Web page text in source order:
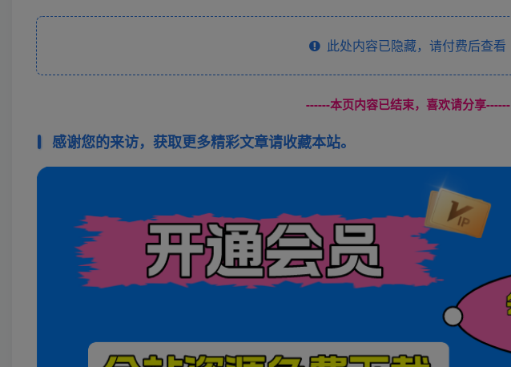
此处内容已隐藏，请付费后查看
------本页内容已结束，喜欢请分享------
感谢您的来访，获取更多精彩文章请收藏本站。